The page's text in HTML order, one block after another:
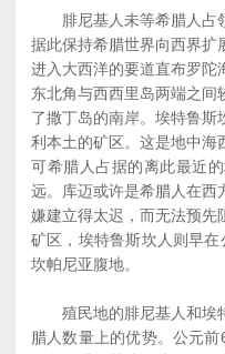
腓尼基人未等希腊人占
据此保持希腊世界向西界扩
进入大西洋的要道直布罗陀
东北角与西西里岛两端之间
了撒丁岛的南岸。埃特鲁斯
利本土的矿区。这是地中海
可希腊人占据的离此最近
远。库迈或许是希腊人在西
嫌建立得太迟，而无法预先
矿区，埃特鲁斯坎人则早
坎帕尼亚腹地。
殖民地的腓尼基人和埃
腊人数量上的优势。公元